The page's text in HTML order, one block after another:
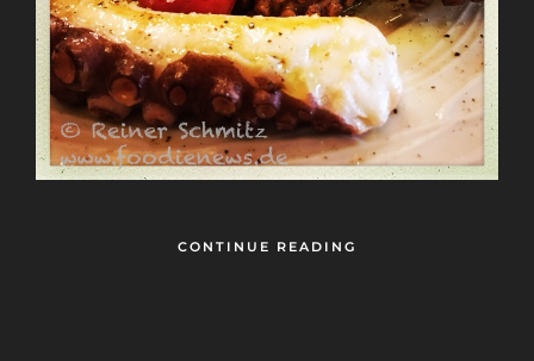
CONTINUE READING